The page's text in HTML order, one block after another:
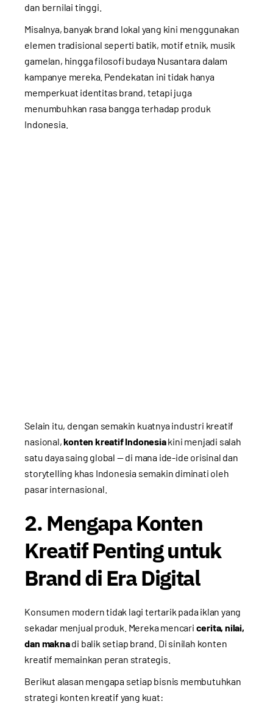
dan bernilai tinggi.
Misalnya, banyak brand lokal yang kini menggunakan
elemen tradisional seperti batik, motif etnik, musik
gamelan, hingga filosofi budaya Nusantara dalam
kampanye mereka. Pendekatan ini tidak hanya
memperkuat identitas brand, tetapi juga
menumbuhkan rasa bangga terhadap produk
Indonesia.
Selain itu, dengan semakin kuatnya industri kreatif
nasional,konten kreatif Indonesiakini menjadi salah
satu daya saing global — di mana ide-ide orisinal dan
storytelling khas Indonesia semakin diminati oleh
pasar internasional.
2. Mengapa Konten
Kreatif Penting untuk
Brand di Era Digital
Konsumen modern tidak lagi tertarik pada iklan yang
sekadar menjual produk. Mereka mencari cerita, nilai,
dan maknadi balik setiap brand. Di sinilah konten
kreatif memainkan peran strategis.
Berikut alasan mengapa setiap bisnis membutuhkan
strategi konten kreatif yang kuat: